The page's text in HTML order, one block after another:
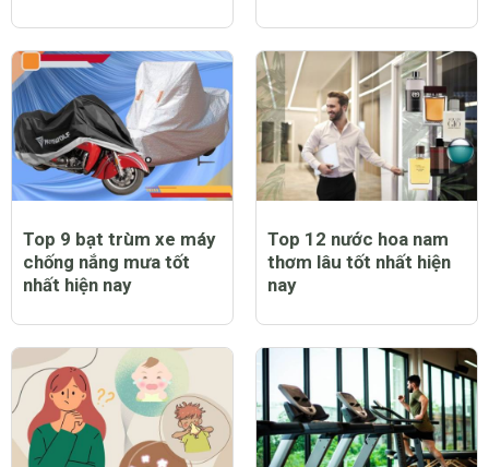
Top 9 bạt trùm xe máy
chống nắng mưa tốt
nhất hiện nay
Top 12 nước hoa nam
thơm lâu tốt nhất hiện
nay